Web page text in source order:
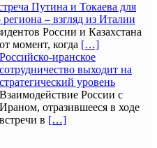
Путина и Токаева для
– взгляд из Италии
России и Казахстана
момент, когда […]
Российско-иранское
сотрудничество выходит на
стратегический уровень
Взаимодействие России с
Ираном, отразившееся в ходе
встречи в […]